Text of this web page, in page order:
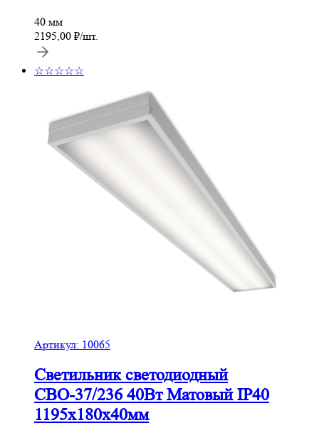
40 мм
2195,00 ₽/шт.
☆☆☆☆☆
Артикул: 10065
Светильник светодиодный
СВО-37/236 40Вт Матовый IP40
1195х180х40мм